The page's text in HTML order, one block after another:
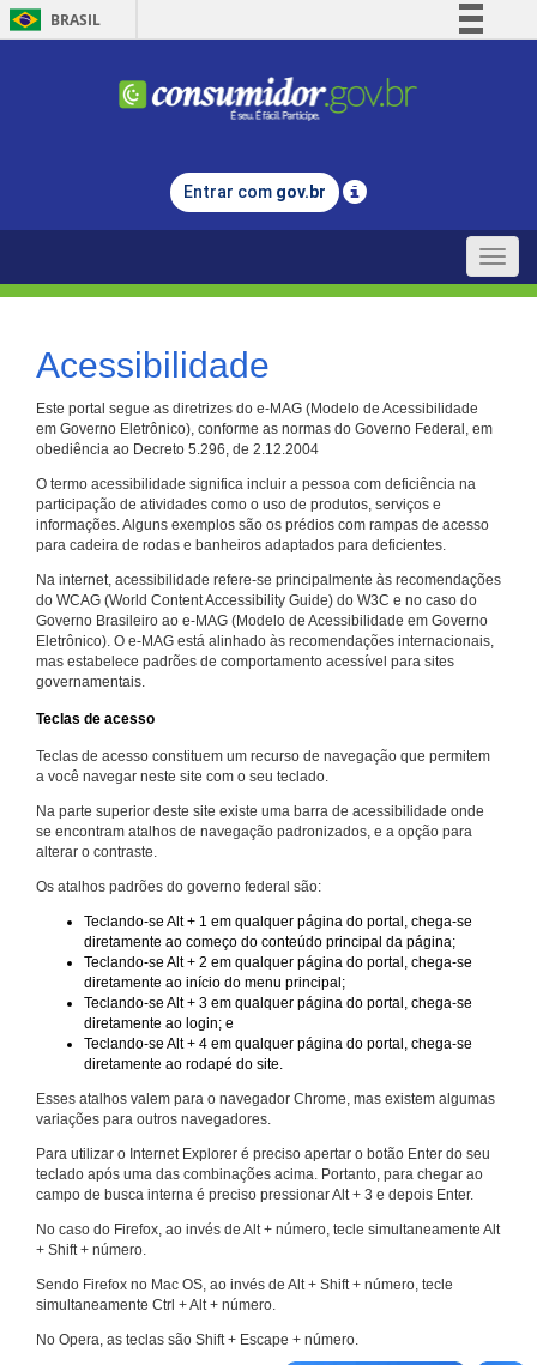
BRASIL
Comunica BR
Legislação
Entrar com gov.br
Toggle
Acessibilidade
Este portal segue as diretrizes do e-MAG (Modelo de Acessibilidade
em Governo Eletrônico), conforme as normas do Governo Federal, em
obediência ao Decreto 5.296, de 2.12.2004
O termo acessibilidade significa incluir a pessoa com deficiência na
participação de atividades como o uso de produtos, serviços e
informações. Alguns exemplos são os prédios com rampas de acesso
para cadeira de rodas e banheiros adaptados para deficientes.
Na internet, acessibilidade refere-se principalmente às recomendações
do WCAG (World Content Accessibility Guide) do W3C e no caso do
Governo Brasileiro ao e-MAG (Modelo de Acessibilidade em Governo
Eletrônico). O e-MAG está alinhado às recomendações internacionais,
mas estabelece padrões de comportamento acessível para sites
governamentais.
Teclas de acesso
Teclas de acesso constituem um recurso de navegação que permitem
a você navegar neste site com o seu teclado.
Na parte superior deste site existe uma barra de acessibilidade onde
se encontram atalhos de navegação padronizados, e a opção para
alterar o contraste.
Os atalhos padrões do governo federal são:
Teclando-se Alt + 1 em qualquer página do portal, chega-se
diretamente ao começo do conteúdo principal da página;
Teclando-se Alt + 2 em qualquer página do portal, chega-se
diretamente ao início do menu principal;
Teclando-se Alt + 3 em qualquer página do portal, chega-se
diretamente ao login; e
Teclando-se Alt + 4 em qualquer página do portal, chega-se
diretamente ao rodapé do site.
Esses atalhos valem para o navegador Chrome, mas existem algumas
variações para outros navegadores.
Para utilizar o Internet Explorer é preciso apertar o botão Enter do seu
teclado após uma das combinações acima. Portanto, para chegar ao
campo de busca interna é preciso pressionar Alt + 3 e depois Enter.
No caso do Firefox, ao invés de Alt + número, tecle simultaneamente Alt
+ Shift + número.
Sendo Firefox no Mac OS, ao invés de Alt + Shift + número, tecle
simultaneamente Ctrl + Alt + número.
No Opera, as teclas são Shift + Escape + número.